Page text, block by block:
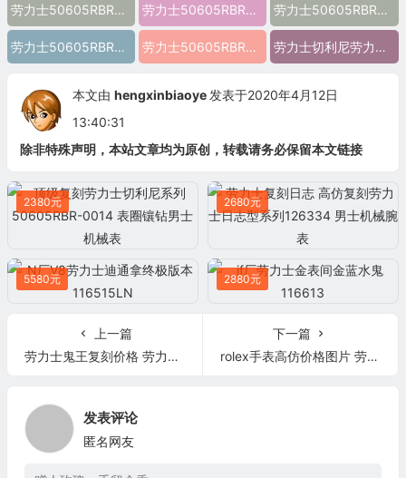
劳力士50605RBR价格 劳力士50605RBR参数 劳力士50605RBR报价
劳力士50605RBR多少钱 劳力士50605RBR怎么样 劳力士切利尼劳力士50605RBR 精仿劳力士50605RBR 高仿劳力士50605RBR 复刻劳力士50605RBR a货劳力士50605RBR 超a劳力士50605RBR 一比一精仿劳力士50605RBR 一比一高仿劳力士50605RBR 切利尼系列劳力士50605RBR
本文由 hengxinbiaoye 发表于2020年4月12日
13:40:31
除非特殊声明，本站文章均为原创，转载请务必保留本文链接
2380元 2680元
5580元 2880元
上一篇
劳力士鬼王复刻价格 劳力士鬼王顶级复刻SEA-DWELLER鬼王黑金钢43MM单红
下一篇
rolex手表高仿价格图片 劳力士Sky-Dweller 326934 黑盘 复刻表
发表评论
匿名网友